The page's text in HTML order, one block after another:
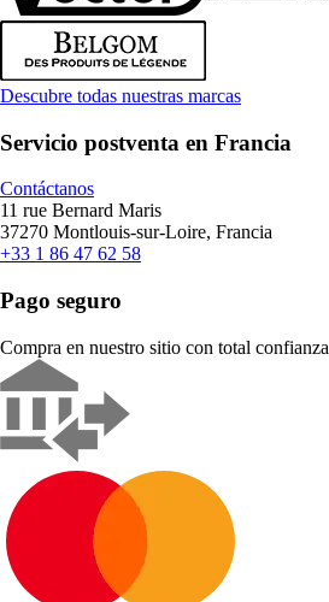
Descubre todas nuestras marcas
Servicio postventa en Francia
Contáctanos
11 rue Bernard Maris
37270 Montlouis-sur-Loire, Francia
+33 1 86 47 62 58
Pago seguro
Compra en nuestro sitio con total confianza